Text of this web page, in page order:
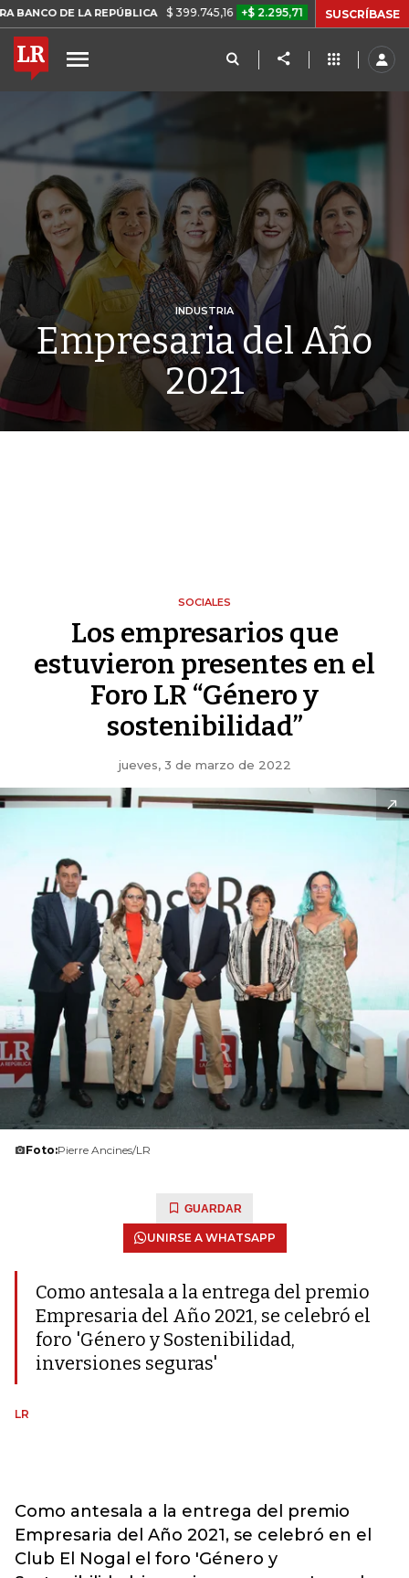
$ 399.745,16 +$ 2.295,71 +0,58% TASA DE USURASUSCRÍBASE
INDUSTRIA
Empresaria del Año
2021
SOCIALES
Los empresarios que
estuvieron presentes en el
Foro LR “Género y
sostenibilidad”
jueves, 3 de marzo de 2022
Foto:Pierre Ancines/LR
GUARDAR
UNIRSE A WHATSAPP
Como antesala a la entrega del premio
Empresaria del Año 2021, se celebró el
foro 'Género y Sostenibilidad,
inversiones seguras'
LR
Como antesala a la entrega del premio
Empresaria del Año 2021, se celebró en el
Club El Nogal el foro 'Género y